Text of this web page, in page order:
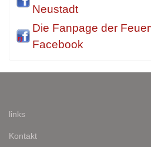
Neustadt
Die Fanpage der
Facebook
links
Kontakt